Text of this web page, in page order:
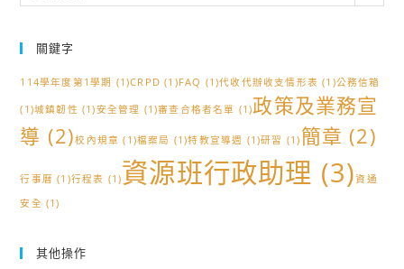
關鍵字
114學年度第1學期 (1)CRPD (1)FAQ (1)代收代辦收支情形表 (1)公務信箱
(1)城鎮韌性 (1)安全管理 (1)審查合格者名單 (1)政策及業務宣
導 (2)校內規章 (1)檔案局 (1)特教宣導週 (1)研習 (1) 簡章 (2)
行事曆 (1)行程表 (1)資源班行政助理 (3)資通
安全 (1)
其他操作